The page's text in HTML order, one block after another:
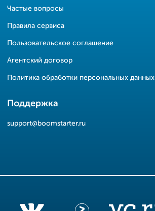
Частые вопросы
Правила сервиса
Пользовательское соглашение
Агентский договор
Политика обработки персональных данных
Поддержка
support@boomstarter.ru